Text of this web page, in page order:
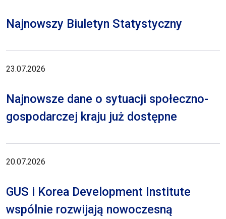
Najnowszy Biuletyn Statystyczny
23.07.2026
Najnowsze dane o sytuacji społeczno-
gospodarczej kraju już dostępne
20.07.2026
GUS i Korea Development Institute
wspólnie rozwijają nowoczesną